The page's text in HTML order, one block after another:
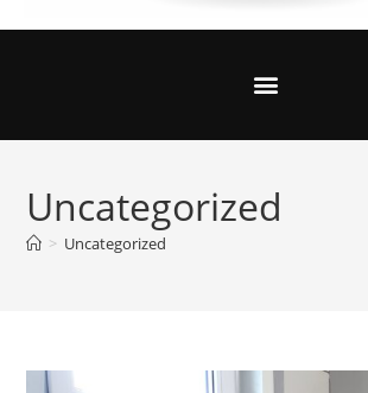
Uncategorized
> Uncategorized